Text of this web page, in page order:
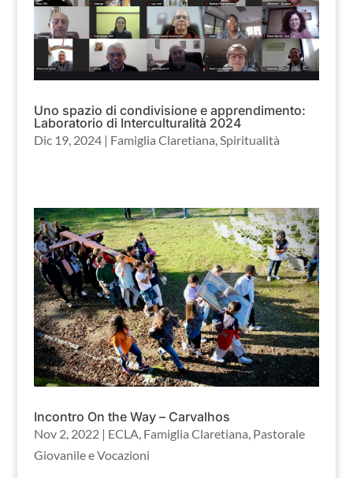
Uno spazio di condivisione e apprendimento:
Laboratorio di Interculturalità 2024
Dic 19, 2024| Famiglia Claretiana,Spiritualità
Incontro On the Way – Carvalhos
Nov 2, 2022| ECLA Famiglia Claretiana Pastorale
Giovanile e Vocazioni